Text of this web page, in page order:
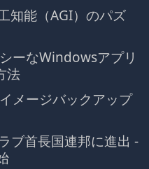
知能（AGI）のパズ
ーなWindowsアプリ
法
メージバックアップ
ブ首長国連邦に進出 -